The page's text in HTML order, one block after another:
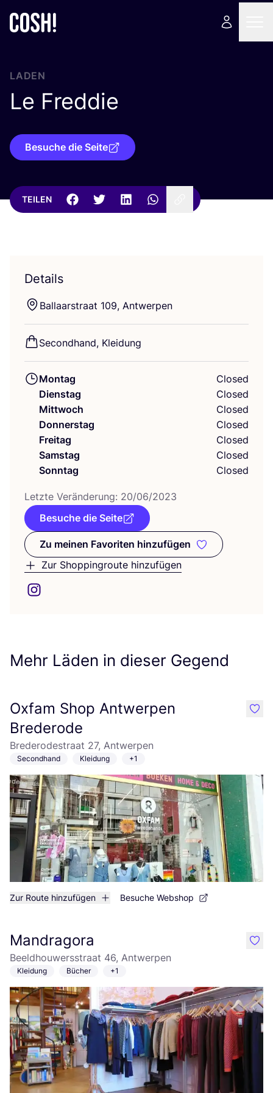
LADEN
Le Freddie
Besuche die Seite
TEILEN
Details
Bal­la­ar­stra­at 109, Antwerpen
Second­hand, Kleidung
Montag
Closed
Dienstag
Closed
Mittwoch
Closed
Donnerstag
Closed
Freitag
Closed
Samstag
Closed
Sonntag
Closed
Letz­te Ver­än­de­rung: 20/06/2023
Besuche die Seite
Zu meinen Favoriten hinzufügen
Zu meinen Favoriten
Zur Shoppingroute hinzufügen
Mehr Läden in dieser Gegend
Oxfam Shop Antwerpen
Brederode
Brederodestraat 27, Antwerpen
Secondhand Kleidung +1
Zur Route hinzufügen Besuche Webshop
like
Mandragora
Beeldhouwersstraat 46, Antwerpen
Kleidung Bücher +1
like